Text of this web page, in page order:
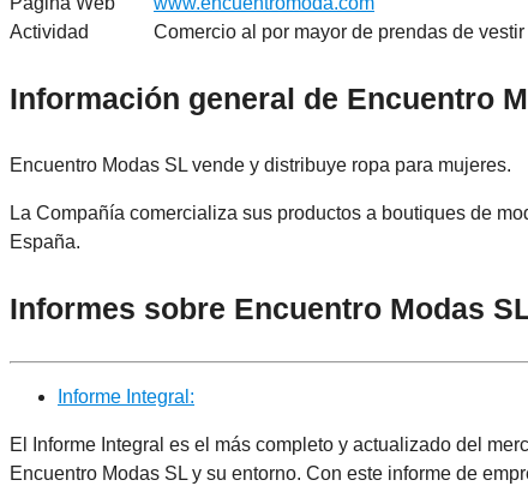
Actividad
Comercio al por mayor de prendas de
Información general de Encuentro
Encuentro Modas SL vende y distribuye ropa para mujeres.
La Compañía comercializa sus productos a boutiques de
España.
Informes sobre Encuentro Modas
Informe Integral:
El Informe Integral es el más completo y actualizado del
Encuentro Modas SL y su entorno. Con este informe de